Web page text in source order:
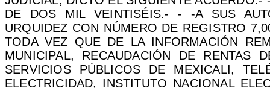
DE DOS MIL VEINTISÉIS.- - -A SUS
URQUIDEZ CON NÚMERO DE REGISTRO
TODA VEZ QUE DE LA INFORMACIÓN
MUNICIPAL, RECAUDACIÓN DE RENTAS
SERVICIOS PÚBLICOS DE MEXICALI,
ELECTRICIDAD, INSTITUTO NACIONAL